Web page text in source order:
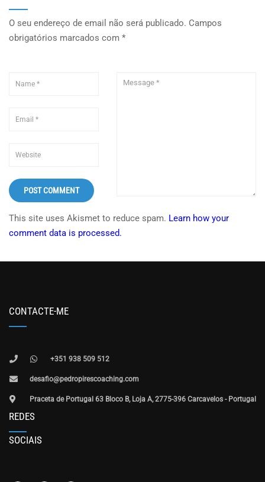
O seu endereço de email não será publicado. Campos
obrigatórios marcados com *
This site uses Akismet to reduce spam. Learn how your
comment data is processed.
CONTACTE-ME
+351 938 509 512
desafio@pedropirescoaching.com
Praceta de Portugal 63 Bloco B, Loja A, 2775-396 Carcavelos - Portugal
REDES
SOCIAIS